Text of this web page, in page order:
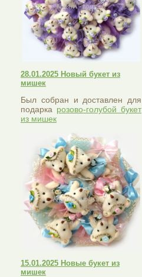
28.01.2025 Новый букет из
мишек
Был собран и доставлен для
подарка розово-голубой букет
из мишек
15.01.2025 Новые букет из
мишек